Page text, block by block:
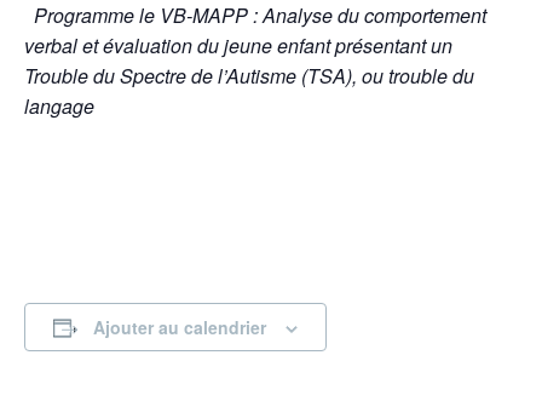
Programme le VB-MAPP : Analyse du comportement
verbal et évaluation du jeune enfant présentant un
Trouble du Spectre de l’Autisme (TSA), ou trouble du
langage
Ajouter au calendrier